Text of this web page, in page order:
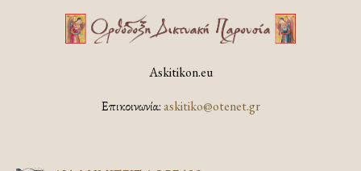
Askitikon.eu
Επικοινωνία:askitiko@otenet.gr